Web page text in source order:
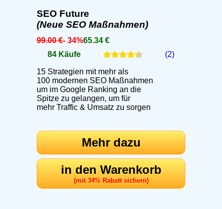
SEO Future
(Neue SEO Maßnahmen)
99.00 €- 34%65.34 €
84 Käufe
(2)
15 Strategien mit mehr als
100 modernen SEO Maßnahmen
um im Google Ranking an die
Spitze zu gelangen, um für
mehr Traffic & Umsatz zu sorgen
Mehr dazu
in den Warenkorb
(mit 34% Rabatt sichern)